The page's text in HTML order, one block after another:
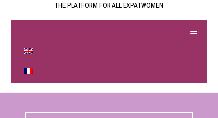
THE PLATFORM FOR ALL EXPATWOMEN